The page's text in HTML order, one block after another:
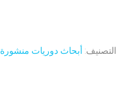
التصنيف: أبحاث دوريات منشورة